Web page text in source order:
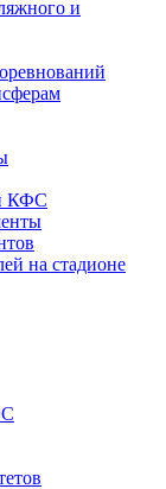
и
КФС
на стадионе